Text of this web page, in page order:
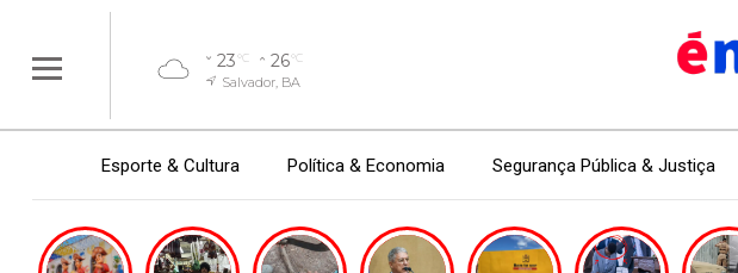
23°C 26°C
Salvador, BA
Esporte & Cultura Política & Economia Segurança Pública & Justiça